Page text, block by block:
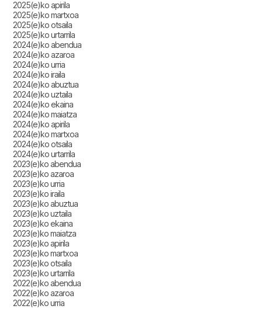
2025(e)ko apirila
2025(e)ko martxoa
2025(e)ko otsaila
2025(e)ko urtarrila
2024(e)ko abendua
2024(e)ko azaroa
2024(e)ko urria
2024(e)ko iraila
2024(e)ko abuztua
2024(e)ko uztaila
2024(e)ko ekaina
2024(e)ko maiatza
2024(e)ko apirila
2024(e)ko martxoa
2024(e)ko otsaila
2024(e)ko urtarrila
2023(e)ko abendua
2023(e)ko azaroa
2023(e)ko urria
2023(e)ko iraila
2023(e)ko abuztua
2023(e)ko uztaila
2023(e)ko ekaina
2023(e)ko maiatza
2023(e)ko apirila
2023(e)ko martxoa
2023(e)ko otsaila
2023(e)ko urtarrila
2022(e)ko abendua
2022(e)ko azaroa
2022(e)ko urria